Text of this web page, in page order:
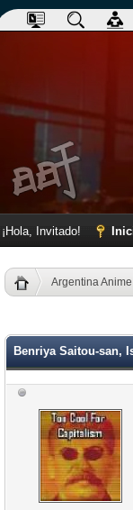
¡Hola, Invitado!
Argentina
Benriya Saitou-san,